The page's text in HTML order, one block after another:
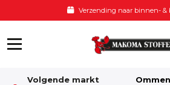
Voor 12:00 besteld, zelfde
Volgende markt
Ommen